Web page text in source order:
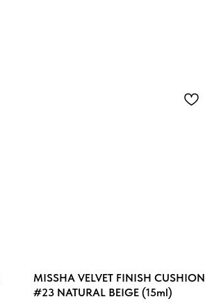
MISSHA VELVET FINISH CUSHION
#23 NATURAL BEIGE (15ml)